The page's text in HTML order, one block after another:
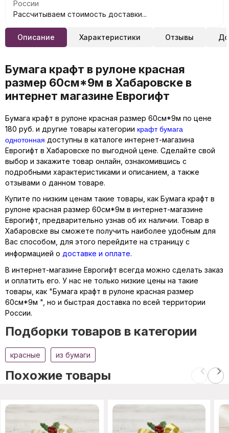
России
Рассчитываем стоимость доставки...
Описание Характеристики Отзывы
Бумага крафт в рулоне красная
размер 60см*9м в Хабаровске в
интернет магазине Еврогифт
Бумага крафт в рулоне красная размер 60см*9м по цене
180 руб. и другие товары категории крафт бумага
однотонная доступны в каталоге интернет-магазина
Еврогифт в Хабаровске по выгодной цене. Сделайте свой
выбор и закажите товар онлайн, ознакомившись с
подробными характеристиками и описанием, а также
отзывами о данном товаре.
Купите по низким ценам такие товары, как Бумага крафт в
рулоне красная размер 60см*9м в интернет-магазине
Еврогифт, предварительно узнав об их наличии. Товар в
Хабаровске вы сможете получить наиболее удобным для
Вас способом, для этого перейдите на страницу с
информацией о доставке и оплате.
В интернет-магазине Еврогифт всегда можно сделать заказ
и оплатить его. У нас не только низкие цены на такие
товары, как "Бумага крафт в рулоне красная размер
60см*9м ", но и быстрая доставка по всей территории
России.
Подборки товаров в категории
красные из бумаги
Похожие товары